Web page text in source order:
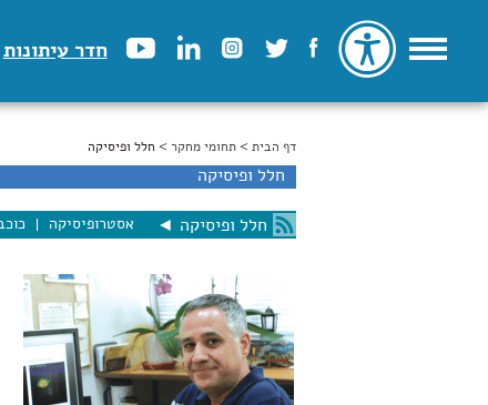
חדר עיתונות
הינך נמצא כאן
דף הבית >תחומי מחקר > חלל ופיסיקה
חלל ופיסיקה
חלל ופיסיקה ◄ אסטרופיסיקה